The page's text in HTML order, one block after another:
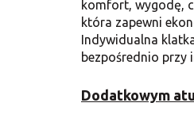
komfort, wygodę,
która zapewni
Indywidualna
bezpośrednio przy
Dodatkowym